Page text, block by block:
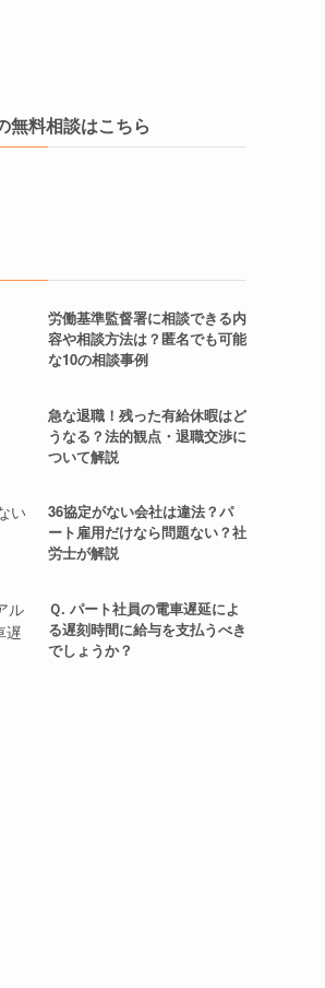
無料相談はこちら
労働基準監督署に相談できる内
容や相談方法は？匿名でも可能
な10の相談事例
急な退職！残った有給休暇はど
うなる？法的観点・退職交渉に
ついて解説
36協定がない会社は違法？パ
ート雇用だけなら問題ない？社
労士が解説
Ｑ. パート社員の電車遅延によ
る遅刻時間に給与を支払うべき
でしょうか？